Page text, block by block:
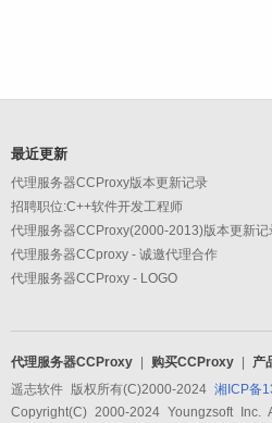
最近更新
代理服务器CCProxy版本更新记录
招聘职位:C++软件开发工程师
代理服务器CCProxy(2000-2013)版本更新记
代理服务器CCproxy - 诚邀代理合作
代理服务器CCProxy - LOGO
代理服务器CCProxy 购买CCProxy 产
遥志软件 版权所有(C)2000-2024 湘ICP备
Copyright(C) 2000-2024 Youngzsoft Inc.